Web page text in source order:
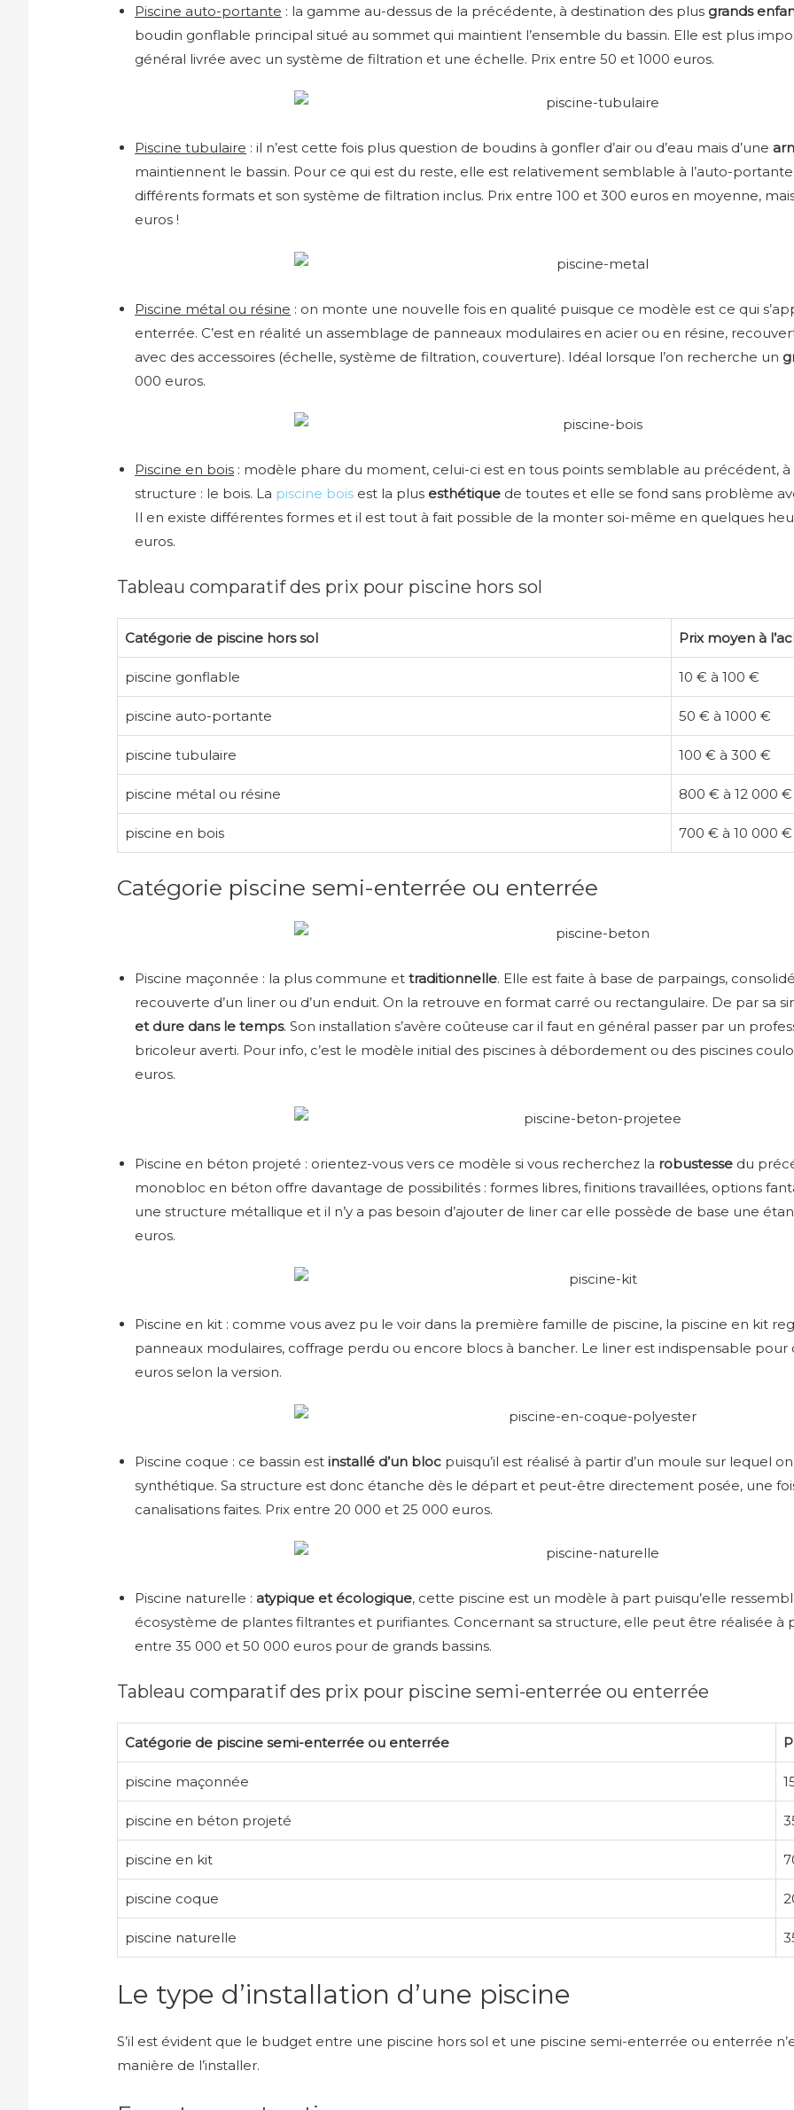
Piscine auto-portante : la gamme au-dessus de la précédente, à destination des plus grands
boudin gonflable principal situé au sommet qui maintient l’ensemble du bassin. Elle est plus
général livrée avec un système de filtration et une échelle. Prix entre 50 et 1000 euros.
Piscine tubulaire : il n’est cette fois plus question de boudins à gonfler d’air ou d’eau mais d’une
maintiennent le bassin. Pour ce qui est du reste, elle est relativement semblable à l’auto-
différents formats et son système de filtration inclus. Prix entre 100 et 300 euros en moyenne,
euros !
Piscine métal ou résine : on monte une nouvelle fois en qualité puisque ce modèle est ce qui
enterrée. C’est en réalité un assemblage de panneaux modulaires en acier ou en résine,
avec des accessoires (échelle, système de filtration, couverture). Idéal lorsque l’on recherche un
000 euros.
Piscine en bois : modèle phare du moment, celui-ci est en tous points semblable au précédent, à
structure : le bois. La piscine bois est la plus esthétique de toutes et elle se fond sans problème
Il en existe différentes formes et il est tout à fait possible de la monter soi-même en quelques
euros.
Tableau comparatif des prix pour piscine hors sol
Catégorie de piscine hors sol Prix moyen à
piscine gonflable 10 € à 100 €
piscine auto-portante 50 € à 1000 €
piscine tubulaire 100 € à 300 €
piscine métal ou résine 800 € à 12 000 €
piscine en bois 700 € à 10 000 €
Catégorie piscine semi-enterrée ou enterrée
Piscine maçonnée : la plus commune ettraditionnelle. Elle est faite à base de parpaings,
recouverte d’un liner ou d’un enduit. On la retrouve en format carré ou rectangulaire. De par sa
et dure dans le temps. Son installation s’avère coûteuse car il faut en général passer par un
bricoleur averti. Pour info, c’est le modèle initial des piscines à débordement ou des piscines
euros.
Piscine en béton projeté : orientez-vous vers ce modèle si vous recherchez la robustesse du
monobloc en béton offre davantage de possibilités : formes libres, finitions travaillées, options
une structure métallique et il n’y a pas besoin d’ajouter de liner car elle possède de base une
euros.
Piscine en kit : comme vous avez pu le voir dans la première famille de piscine, la piscine en kit
panneaux modulaires, coffrage perdu ou encore blocs à bancher. Le liner est indispensable
euros selon la version.
Piscine coque : ce bassin est installé d’un bloc puisqu’il est réalisé à partir d’un moule sur lequel
synthétique. Sa structure est donc étanche dès le départ et peut-être directement posée, une
canalisations faites. Prix entre 20 000 et 25 000 euros.
Piscine naturelle : atypique et écologique, cette piscine est un modèle à part puisqu’elle
écosystème de plantes filtrantes et purifiantes. Concernant sa structure, elle peut être réalisée à
entre 35 000 et 50 000 euros pour de grands bassins.
Tableau comparatif des prix pour piscine semi-enterrée ou enterrée
Catégorie de piscine semi-enterrée ou enterrée
piscine maçonnée
piscine en béton projeté
piscine en kit
piscine coque
piscine naturelle
Le type d’installation d’une piscine
S’il est évident que le budget entre une piscine hors sol et une piscine semi-enterrée ou enterrée
manière de l’installer.